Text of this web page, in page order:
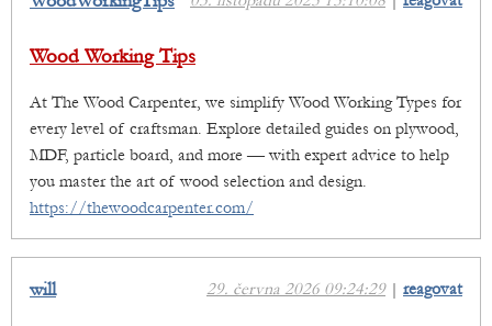
Wood Working Tips
At The Wood Carpenter, we simplify Wood Working Types for
every level of craftsman. Explore detailed guides on plywood,
MDF, particle board, and more — with expert advice to help
you master the art of wood selection and design.
https://thewoodcarpenter.com/
29. června 2026 09:24:29| reagovat
will